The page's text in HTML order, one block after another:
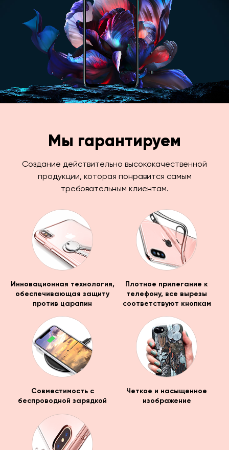
Мы гарантируем
Создание действительно высококачественной
продукции, которая понравится самым
требовательным клиентам.
Инновационная технология,
обеспечивающая защиту
против царапин
Плотное прилегание к
телефону, все вырезы
соответствуют кнопкам
Совместимость с
беспроводной зарядкой
Четкое и насыщенное
изображение